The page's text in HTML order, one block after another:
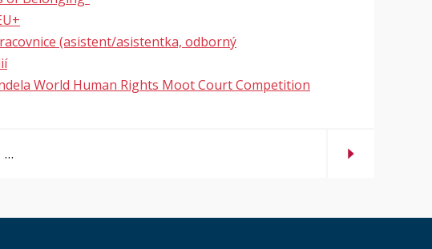
(asistent/asistentka, odborný
World Human Rights Moot Court Competition
…